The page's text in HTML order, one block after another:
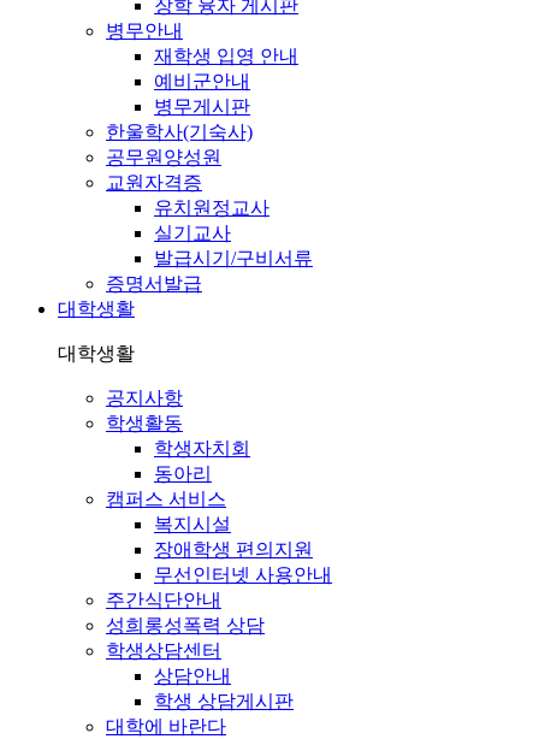
장학 융자 게시판
병무안내
재학생 입영 안내
예비군안내
병무게시판
한울학사(기숙사)
공무원양성원
교원자격증
유치원정교사
실기교사
발급시기/구비서류
증명서발급
대학생활
대학생활
공지사항
학생활동
학생자치회
동아리
캠퍼스 서비스
복지시설
장애학생 편의지원
무선인터넷 사용안내
주간식단안내
성희롱성폭력 상담
학생상담센터
상담안내
학생 상담게시판
대학에 바란다